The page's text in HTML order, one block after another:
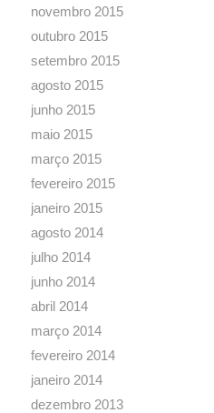
novembro 2015
outubro 2015
setembro 2015
agosto 2015
junho 2015
maio 2015
março 2015
fevereiro 2015
janeiro 2015
agosto 2014
julho 2014
junho 2014
abril 2014
março 2014
fevereiro 2014
janeiro 2014
dezembro 2013